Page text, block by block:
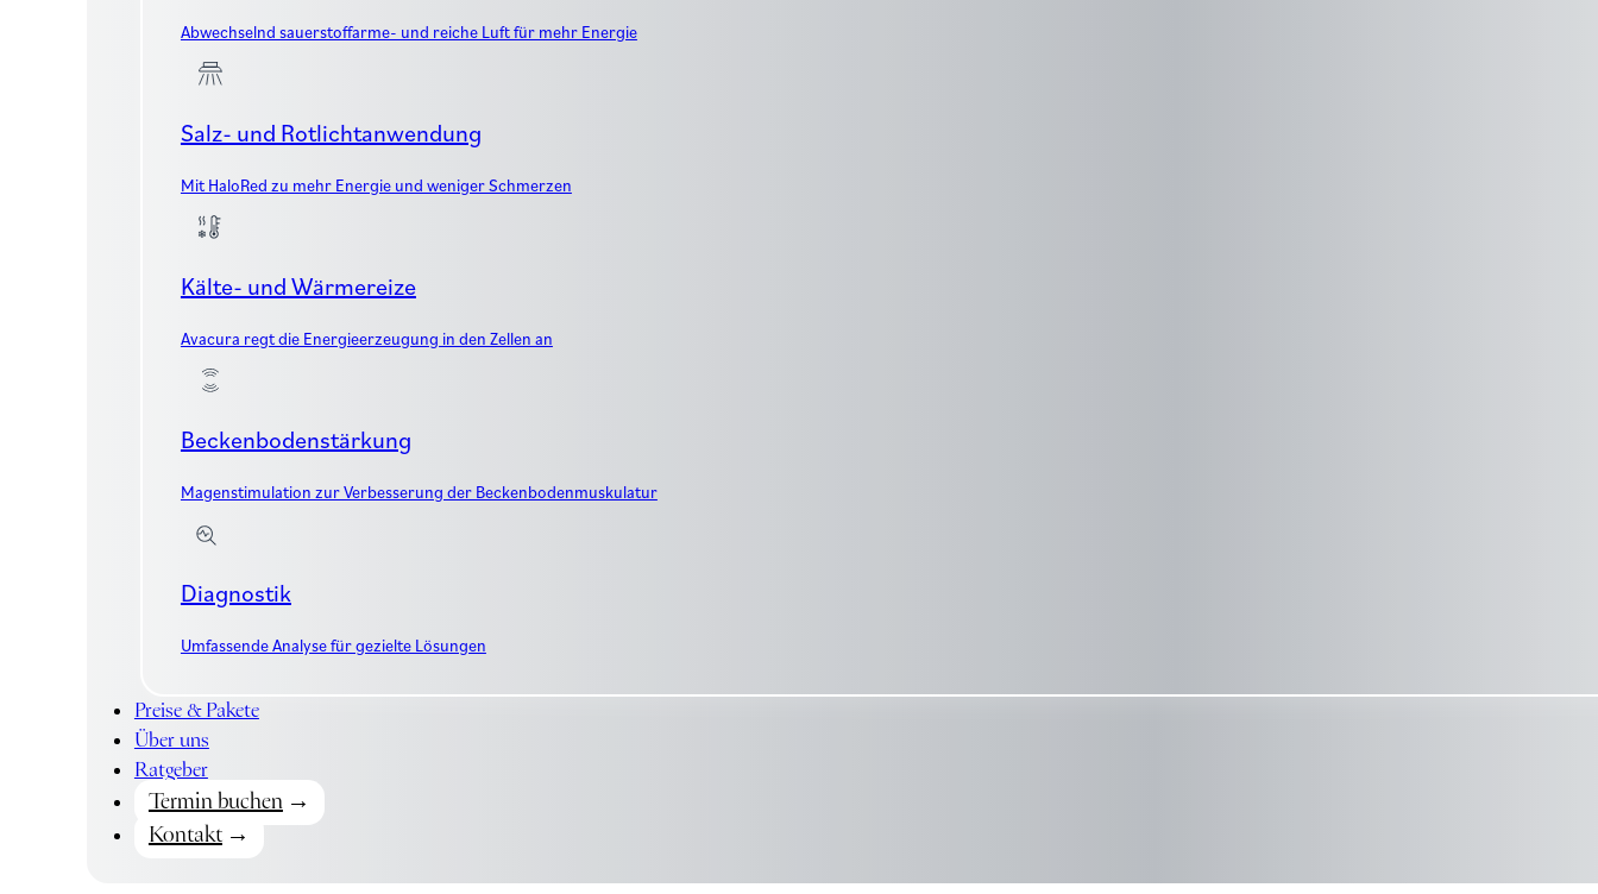
Abwechselnd sauerstoffarme- und reiche Luft für mehr Energie
Salz- und Rotlichtanwendung
Mit HaloRed zu mehr Energie und weniger Schmerzen
Kälte- und Wärmereize
Avacura regt die Energieerzeugung in den Zellen an
Beckenbodenstärkung
Magenstimulation zur Verbesserung der Beckenbodenmuskulatur
Diagnostik
Umfassende Analyse für gezielte Lösungen
Preise & Pakete
Über uns
Ratgeber
Termin buchen
Kontakt